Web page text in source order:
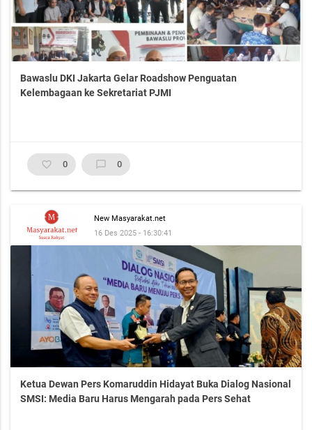
Bawaslu DKI Jakarta Gelar Roadshow Penguatan
Kelembagaan ke Sekretariat PJMI
favorite_border 0 chat_bubble_outline 0
New Masyarakat.net
16 Des 2025 - 16:30:41
Ketua Dewan Pers Komaruddin Hidayat Buka Dialog Nasional
SMSI: Media Baru Harus Mengarah pada Pers Sehat